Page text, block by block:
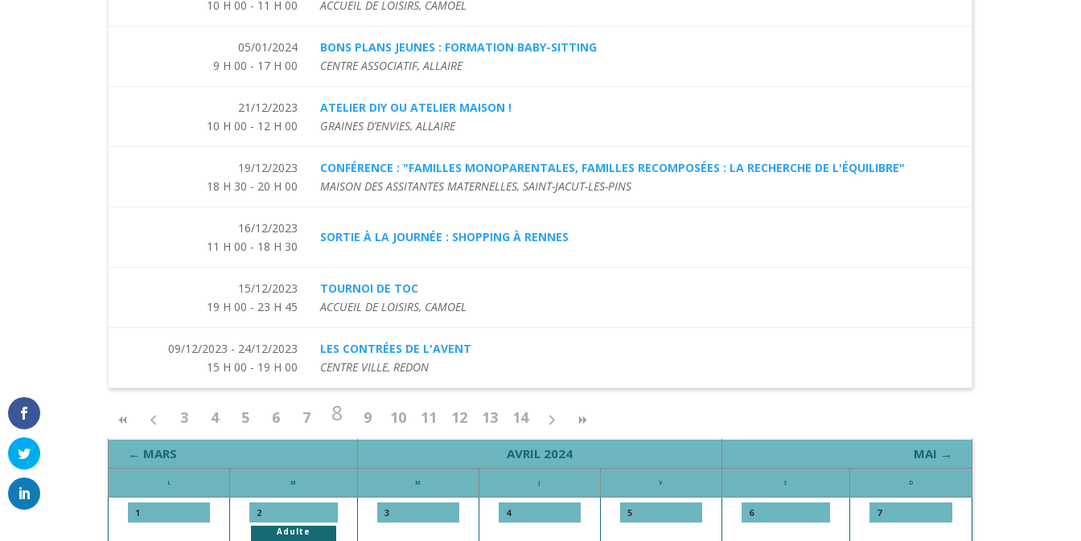
10 H 00 - 11 H 00
ACCUEIL DE LOISIRS, CAMOEL
05/01/2024
9 H 00 - 17 H 00
BONS PLANS JEUNES : FORMATION BABY-SITTING
CENTRE ASSOCIATIF, ALLAIRE
21/12/2023
10 H 00 - 12 H 00
ATELIER DIY OU ATELIER MAISON !
GRAINES D’ENVIES, ALLAIRE
19/12/2023
18 H 30 - 20 H 00
CONFÉRENCE : "FAMILLES MONOPARENTALES, FAMILLES RECOMPOSÉES : LA RECHERCHE DE L'ÉQUILIBRE"
MAISON DES ASSITANTES MATERNELLES, SAINT-JACUT-LES-PINS
16/12/2023
11 H 00 - 18 H 30
SORTIE À LA JOURNÉE : SHOPPING À RENNES
15/12/2023
19 H 00 - 23 H 45
TOURNOI DE TOC
ACCUEIL DE LOISIRS, CAMOEL
09/12/2023 - 24/12/2023
15 H 00 - 19 H 00
LES CONTRÉES DE L'AVENT
CENTRE VILLE, REDON
3 4 5 6 7 8 9 10 11 12 13 14
← MARS AVRIL 2024 MAI →
L M M J V S D
1 2
Adulte
3 4 5 6 7